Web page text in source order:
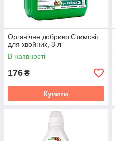
Органічне добриво Стимовіт
для хвойних, 3 л
В наявності
176 ₴
Купити